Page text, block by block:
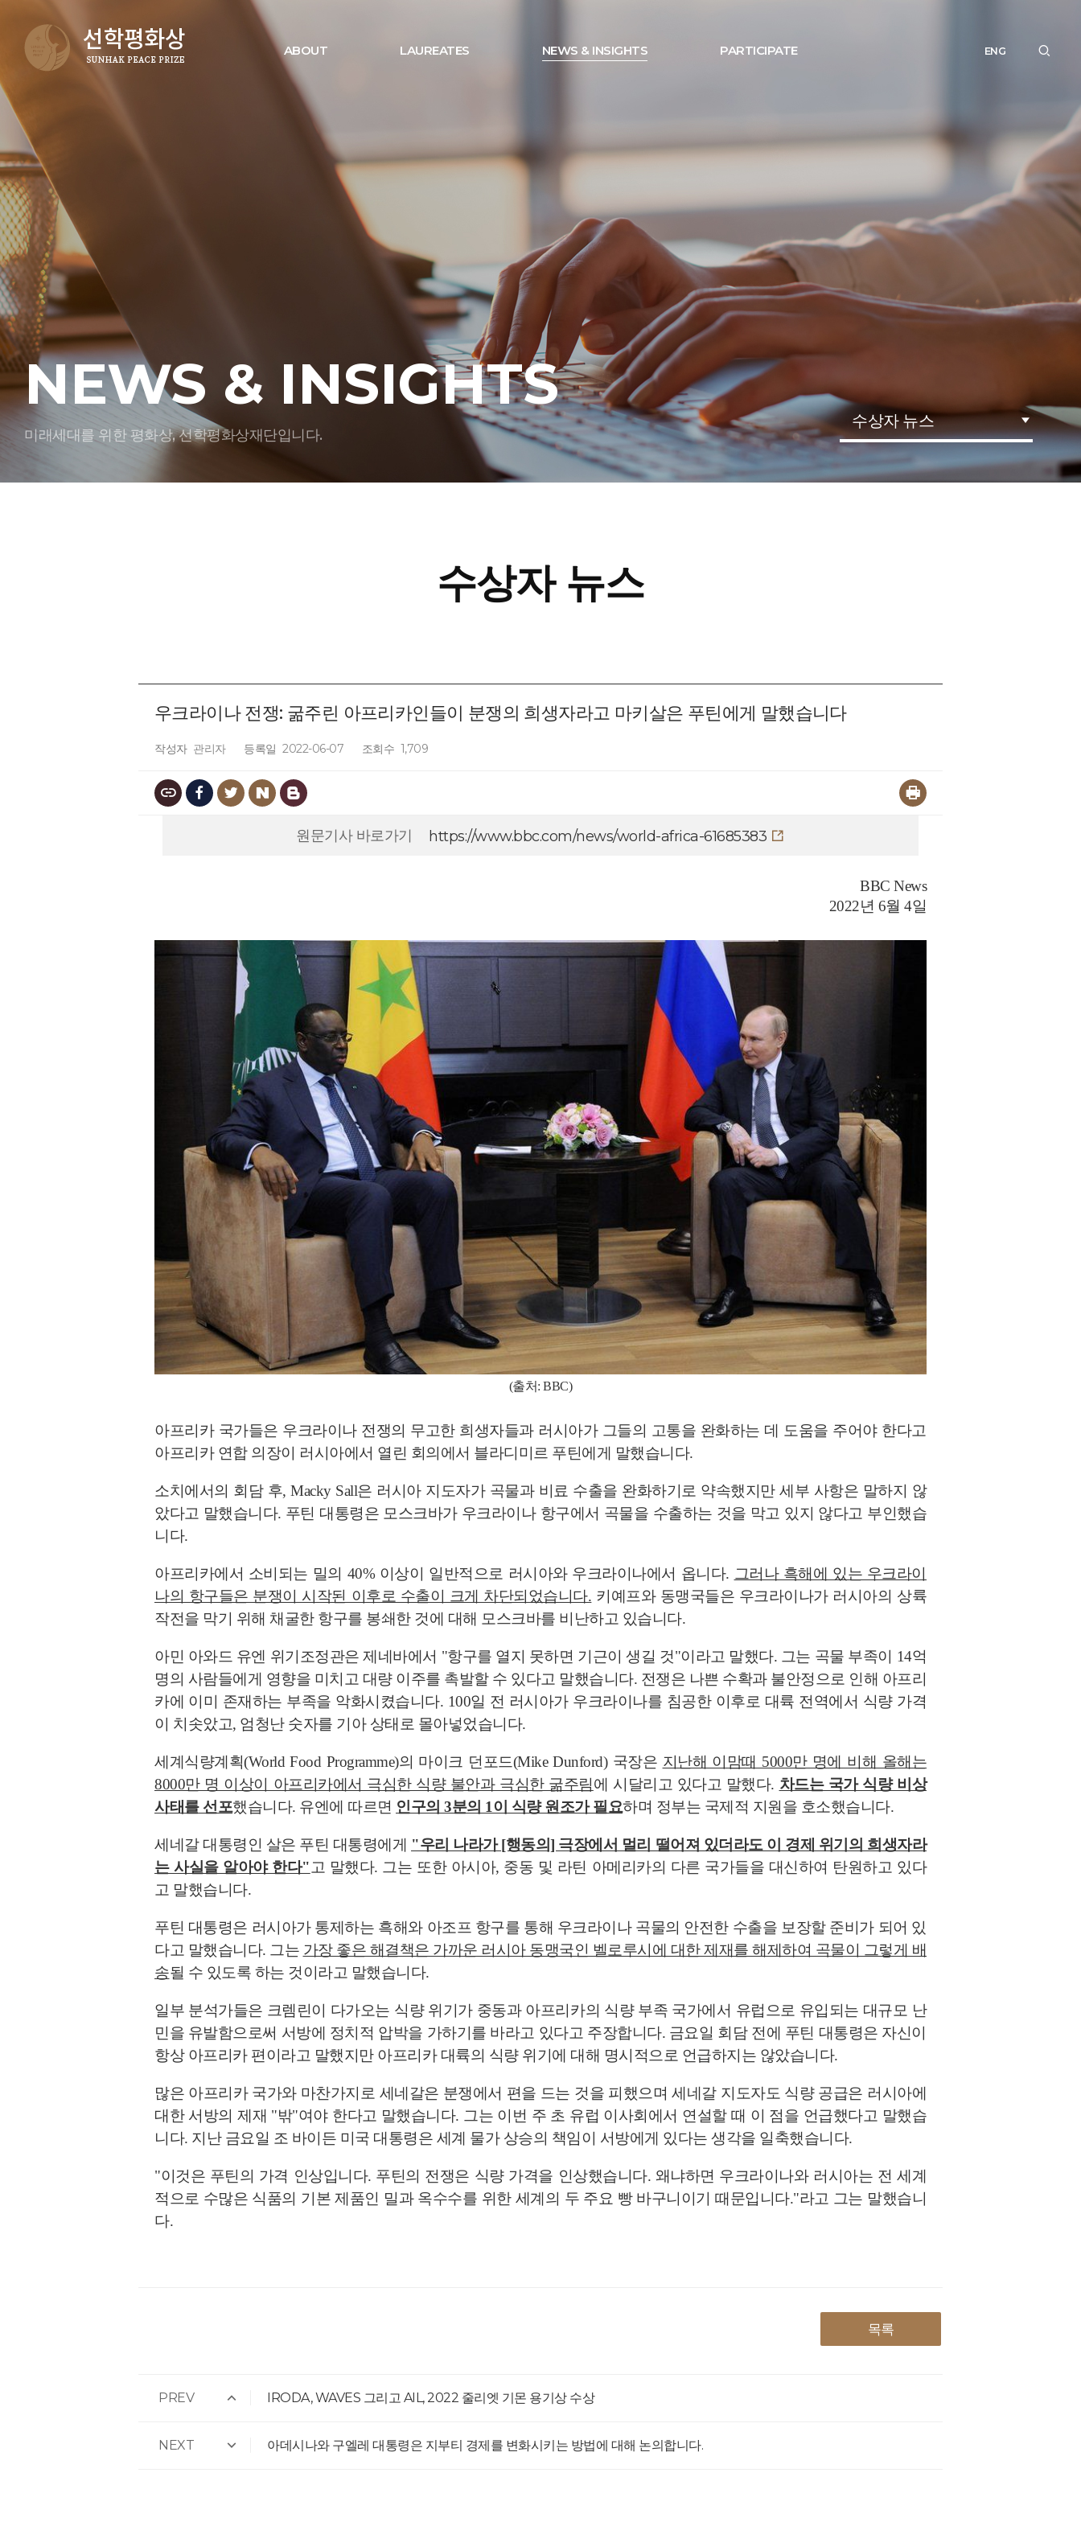
ABOUT LAUREATES NEWS & INSIGHTS PARTICIPATE ENG
NEWS & INSIGHTS
미래세대를 위한 평화상, 선학평화상재단입니다.
수상자 뉴스
수상자 뉴스
우크라이나 전쟁: 굶주린 아프리카인들이 분쟁의 희생자라고 마키살은 푸틴에게 말했습니다
작성자 관리자 등록일 2022-06-07 조회수 1,709
원문기사 바로가기 https://www.bbc.com/news/world-africa-61685383
BBC News
2022년 6월 4일
(출처: BBC)
아프리카 국가들은 우크라이나 전쟁의 무고한 희생자들과 러시아가 그들의 고통을 완화하는 데 도움을 주어야 한다고
아프리카 연합 의장이 러시아에서 열린 회의에서 블라디미르 푸틴에게 말했습니다.
소치에서의 회담 후, Macky Sall은 러시아 지도자가 곡물과 비료 수출을 완화하기로 약속했지만 세부 사항은 말하지 않
았다고 말했습니다. 푸틴 대통령은 모스크바가 우크라이나 항구에서 곡물을 수출하는 것을 막고 있지 않다고 부인했습
니다.
아프리카에서 소비되는 밀의 40% 이상이 일반적으로 러시아와 우크라이나에서 옵니다. 그러나 흑해에 있는 우크라이
나의 항구들은 분쟁이 시작된 이후로 수출이 크게 차단되었습니다. 키예프와 동맹국들은 우크라이나가 러시아의 상륙
작전을 막기 위해 채굴한 항구를 봉쇄한 것에 대해 모스크바를 비난하고 있습니다.
아민 아와드 유엔 위기조정관은 제네바에서 "항구를 열지 못하면 기근이 생길 것"이라고 말했다. 그는 곡물 부족이 14억
명의 사람들에게 영향을 미치고 대량 이주를 촉발할 수 있다고 말했습니다. 전쟁은 나쁜 수확과 불안정으로 인해 아프리
카에 이미 존재하는 부족을 악화시켰습니다. 100일 전 러시아가 우크라이나를 침공한 이후로 대륙 전역에서 식량 가격
이 치솟았고, 엄청난 숫자를 기아 상태로 몰아넣었습니다.
세계식량계획(World Food Programme)의 마이크 던포드(Mike Dunford) 국장은 지난해 이맘때 5000만 명에 비해 올해는
8000만 명 이상이 아프리카에서 극심한 식량 불안과 극심한 굶주림에 시달리고 있다고 말했다. 차드는 국가 식량 비상
사태를 선포했습니다. 유엔에 따르면 인구의 3분의 1이 식량 원조가 필요하며 정부는 국제적 지원을 호소했습니다.
세네갈 대통령인 살은 푸틴 대통령에게 "우리 나라가 [행동의] 극장에서 멀리 떨어져 있더라도 이 경제 위기의 희생자라
는 사실을 알아야 한다" 고 말했다. 그는 또한 아시아, 중동 및 라틴 아메리카의 다른 국가들을 대신하여 탄원하고 있다
고 말했습니다.
푸틴 대통령은 러시아가 통제하는 흑해와 아조프 항구를 통해 우크라이나 곡물의 안전한 수출을 보장할 준비가 되어 있
다고 말했습니다. 그는 가장 좋은 해결책은 가까운 러시아 동맹국인 벨로루시에 대한 제재를 해제하여 곡물이 그렇게 배
송될 수 있도록 하는 것이라고 말했습니다.
일부 분석가들은 크렘린이 다가오는 식량 위기가 중동과 아프리카의 식량 부족 국가에서 유럽으로 유입되는 대규모 난
민을 유발함으로써 서방에 정치적 압박을 가하기를 바라고 있다고 주장합니다. 금요일 회담 전에 푸틴 대통령은 자신이
항상 아프리카 편이라고 말했지만 아프리카 대륙의 식량 위기에 대해 명시적으로 언급하지는 않았습니다.
많은 아프리카 국가와 마찬가지로 세네갈은 분쟁에서 편을 드는 것을 피했으며 세네갈 지도자도 식량 공급은 러시아에
대한 서방의 제재 "밖"여야 한다고 말했습니다. 그는 이번 주 초 유럽 이사회에서 연설할 때 이 점을 언급했다고 말했습
니다. 지난 금요일 조 바이든 미국 대통령은 세계 물가 상승의 책임이 서방에게 있다는 생각을 일축했습니다.
"이것은 푸틴의 가격 인상입니다. 푸틴의 전쟁은 식량 가격을 인상했습니다. 왜냐하면 우크라이나와 러시아는 전 세계
적으로 수많은 식품의 기본 제품인 밀과 옥수수를 위한 세계의 두 주요 빵 바구니이기 때문입니다."라고 그는 말했습니
다.
목록
PREV IRODA, WAVES 그리고 AIL, 2022 줄리엣 기몬 용기상 수상
NEXT 아데시나와 구엘레 대통령은 지부티 경제를 변화시키는 방법에 대해 논의합니다.